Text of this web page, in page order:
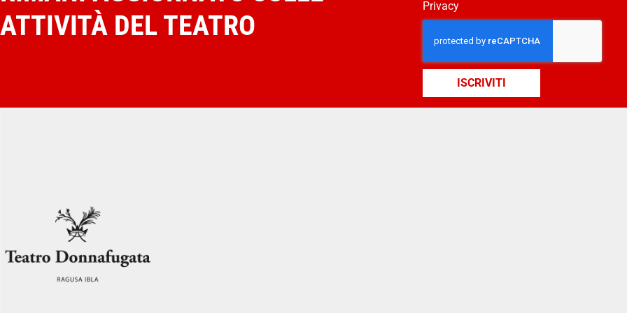
ATTIVITÀ DEL TEATRO
Privacy
ISCRIVITI